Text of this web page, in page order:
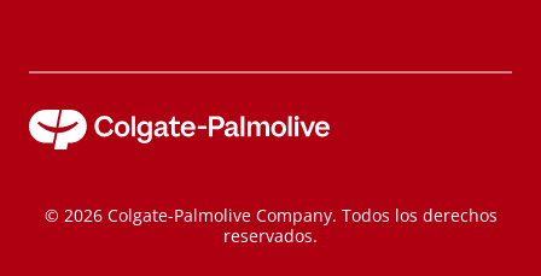
© 2026 Colgate-Palmolive Company. Todos los derechos
reservados.